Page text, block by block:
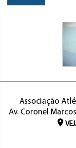
Associação
Av. Coronel